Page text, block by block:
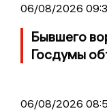
06/08/2026
Бывшего
Госдумы
06/08/2026